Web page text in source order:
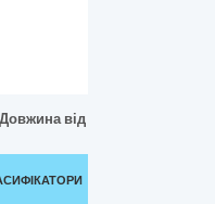
від : 450-500